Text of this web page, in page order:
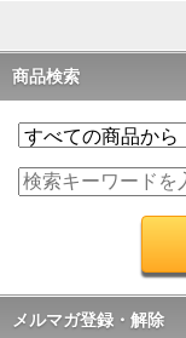
商品検索
メルマガ登録・解除